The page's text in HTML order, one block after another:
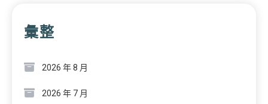
彙整
2026 年 8 月
2026 年 7 月